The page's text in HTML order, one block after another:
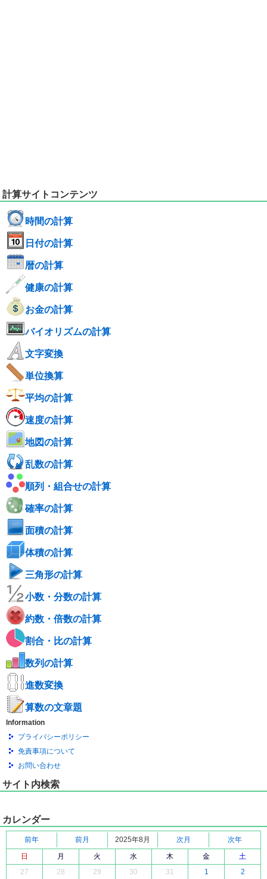
計算サイトコンテンツ
時間の計算
日付の計算
暦の計算
健康の計算
お金の計算
バイオリズムの計算
文字変換
単位換算
平均の計算
速度の計算
地図の計算
乱数の計算
順列・組合せの計算
確率の計算
面積の計算
体積の計算
三角形の計算
小数・分数の計算
約数・倍数の計算
割合・比の計算
数列の計算
進数変換
算数の文章題
Information
プライバシーポリシー
免責事項について
お問い合わせ
サイト内検索
カレンダー
前年 前月 2025年8月 次月
次年
日
月 火 水 木 金
土
27
28 29 30 31 1 2